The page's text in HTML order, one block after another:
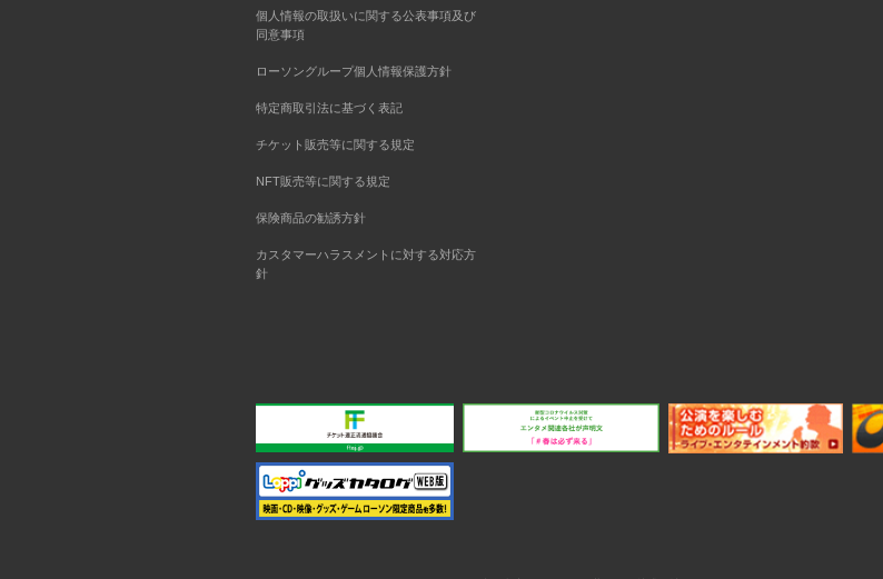
個人情報の取扱いに関する公表事項及び
同意事項
ローソングループ個人情報保護方針
特定商取引法に基づく表記
チケット販売等に関する規定
NFT販売等に関する規定
保険商品の勧誘方針
カスタマーハラスメントに対する対応方
針